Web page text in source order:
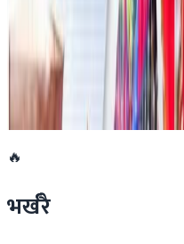
२०२६ जुलाई १९
डार्विनमा नेपाल
२०२६ जुन ११
🔥
भर्खरै